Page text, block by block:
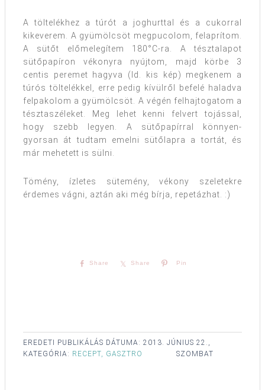
A töltelékhez a túrót a joghurttal és a cukorral
kikeverem. A gyümölcsöt megpucolom, felaprítom.
A sütőt előmelegítem 180°C-ra. A tésztalapot
sütőpapíron vékonyra nyújtom, majd körbe 3
centis peremet hagyva (ld. kis kép) megkenem a
túrós töltelékkel, erre pedig kívülről befelé haladva
felpakolom a gyümölcsöt. A végén felhajtogatom a
tésztaszéleket. Meg lehet kenni felvert tojással,
hogy szebb legyen. A sütőpapírral könnyen-
gyorsan át tudtam emelni sütőlapra a tortát, és
már mehetett is sülni.
Tömény, ízletes sütemény, vékony szeletekre
érdemes vágni, aztán aki még bírja, repetázhat. :)
Share Share Pin
EREDETI PUBLIKÁLÁS DÁTUMA: 2013. JÚNIUS 22.,
SZOMBAT
KATEGÓRIA: RECEPT, GASZTRO